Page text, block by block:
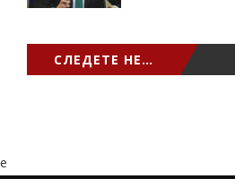
СЛЕДЕТЕ НЕ…
e